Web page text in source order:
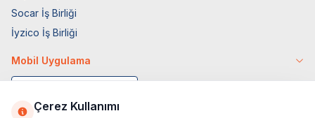
Socar İş Birliği
İyzico İş Birliği
Mobil Uygulama
Çerez Kullanımı